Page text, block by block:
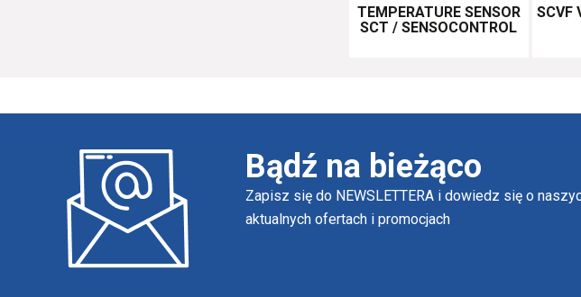
TEMPERATURE SENSOR
SCT / SENSOCONTROL
SCVF
Bądź na bieżąco
Zapisz się do NEWSLETTERA i dowiedz się o
aktualnych ofertach i promocjach